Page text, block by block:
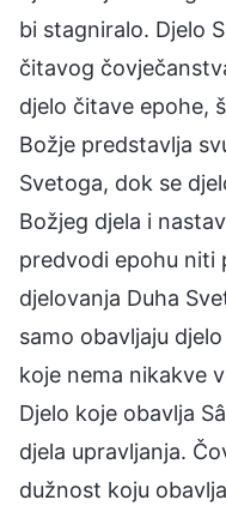
bi stagniralo. Djelo
čitavog
djelo čitave epohe,
Božje predstavlja
Svetoga, dok se
Božjeg djela i
predvodi epohu niti
djelovanja Duha
samo obavljaju
koje nema nikakve
Djelo koje obavlja
djela upravljanja.
dužnost koju